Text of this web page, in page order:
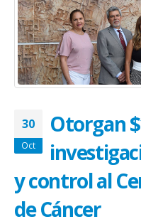
30
Oct
Otorgan
y control al
de Cáncer
abrazar la salud oncológica
May 28, 2026